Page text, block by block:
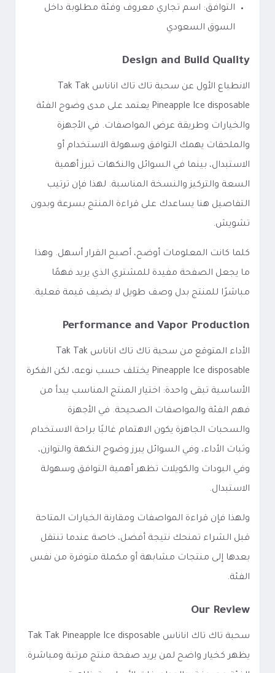
التوافق: اسم تجاري معروف وفئة مطلوبة داخل
السوق السعودي
Design and Build Quality
الانطباع الأول عن سحبة تاك تاك اناناس Tak Tak
Pineapple Ice disposable يعتمد على مدى وضوح الفئة
والخيارات وطريقة عرض المواصفات. في الأجهزة
والملحقات يهمك التوافق وسهولة الاستخدام أو
الاستبدال، بينما في السوائل والنكهات تبرز أهمية
السعة والتركيز والنسخة المناسبة. لهذا فإن ترتيب
التفاصيل هنا يساعدك على قراءة المنتج بسرعة وبدون
تشويش.
كلما كانت المعلومات أوضح، أصبح القرار أسهل. وهذا
ما يجعل الصفحة مفيدة للمشتري الذي يريد فهمًا
مباشرًا للمنتج بدل وصف طويل لا يضيف قيمة فعلية.
Performance and Vapor Production
الأداء المتوقع من سحبة تاك تاك اناناس Tak Tak
Pineapple Ice disposable يختلف حسب نوعه، لكن الفكرة
الأساسية تبقى واحدة: اختيار المنتج المناسب يبدأ من
فهم الفئة والمواصفات الصحيحة. في الأجهزة
والسحبات الجاهزة يكون الاهتمام غالبًا براحة الاستخدام
وثبات الأداء، وفي السوائل يبرز وضوح النكهة والتوازن،
وفي البودات والكويلات تظهر أهمية التوافق وسهولة
الاستبدال.
ولهذا فإن قراءة المواصفات ومقارنة الخيارات المتاحة
قبل الشراء تمنحك نتيجة أفضل، خاصة عندما تنتقل
بعدها إلى منتجات مشابهة أو مكملة متوفرة من نفس
الفئة.
Our Review
سحبة تاك تاك اناناس Tak Tak Pineapple Ice disposable
يظهر كخيار واضح لمن يريد صفحة منتج مرتبة ومباشرة.